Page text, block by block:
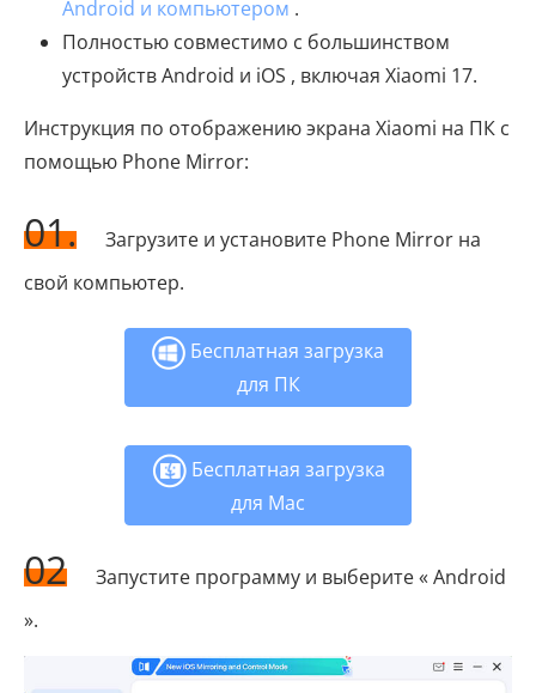
Android и компьютером .
Полностью совместимо с большинством
устройств Android и iOS , включая Xiaomi 17.
Инструкция по отображению экрана Xiaomi на ПК с
помощью Phone Mirror:
01.
Загрузите и установите Phone Mirror на
свой компьютер.
Бесплатная загрузка
для ПК
Бесплатная загрузка
для Mac
02
Запустите программу и выберите « Android
».